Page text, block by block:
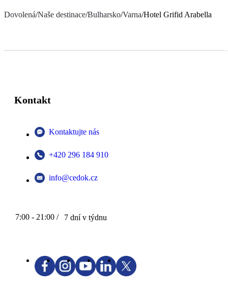
Dovolená/Naše destinace/Bulharsko/Varna/Hotel Grifid Arabella
Kontakt
Kontaktujte nás
+420 296 184 910
info@cedok.cz
7:00 - 21:00 / 7 dní v týdnu